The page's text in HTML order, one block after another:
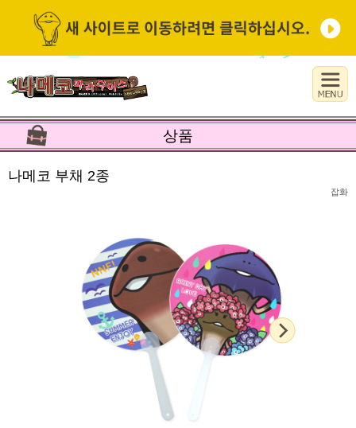
상품
나메코 부채 2종
잡화